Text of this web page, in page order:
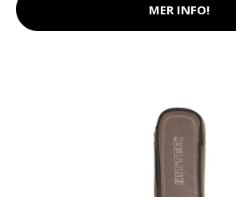
MER INFO!